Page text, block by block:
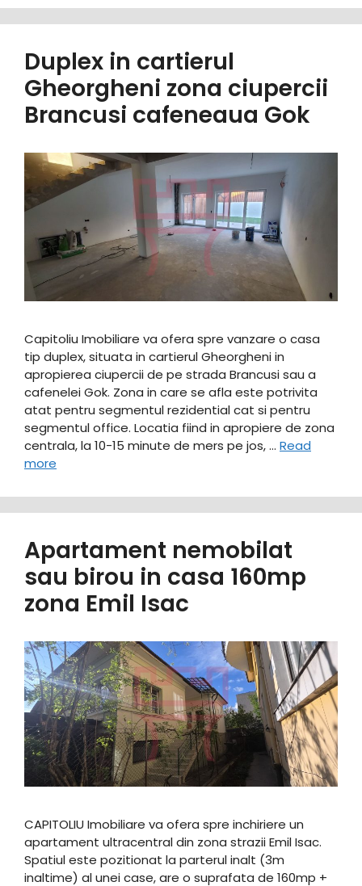
Duplex in cartierul
Gheorgheni zona ciupercii
Brancusi cafeneaua Gok
Capitoliu Imobiliare va ofera spre vanzare o casa
tip duplex, situata in cartierul Gheorgheni in
apropierea ciupercii de pe strada Brancusi sau a
cafenelei Gok. Zona in care se afla este potrivita
atat pentru segmentul rezidential cat si pentru
segmentul office. Locatia fiind in apropiere de zona
centrala, la 10-15 minute de mers pe jos, … Read
more
Apartament nemobilat
sau birou in casa 160mp
zona Emil Isac
CAPITOLIU Imobiliare va ofera spre inchiriere un
apartament ultracentral din zona strazii Emil Isac.
Spatiul este pozitionat la parterul inalt (3m
inaltime) al unei case, are o suprafata de 160mp +